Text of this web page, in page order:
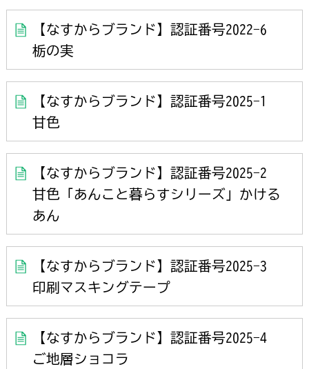
【なすからブランド】認証番号2022-6
栃の実
【なすからブランド】認証番号2025-1
甘色
【なすからブランド】認証番号2025-2
甘色「あんこと暮らすシリーズ」かける
あん
【なすからブランド】認証番号2025-3
印刷マスキングテープ
【なすからブランド】認証番号2025-4
ご地層ショコラ